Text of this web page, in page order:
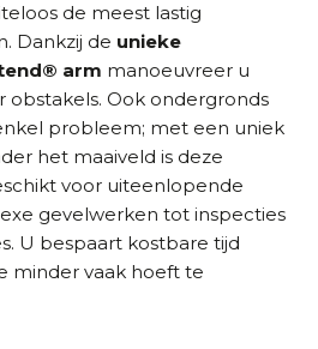
de meest lastig
Dankzij de unieke
arm manoeuvreer u
obstakels. Ook ondergronds
probleem; met een uniek
het maaiveld is deze
voor uiteenlopende
gevelwerken tot inspecties
U bespaart kostbare tijd
minder vaak hoeft te